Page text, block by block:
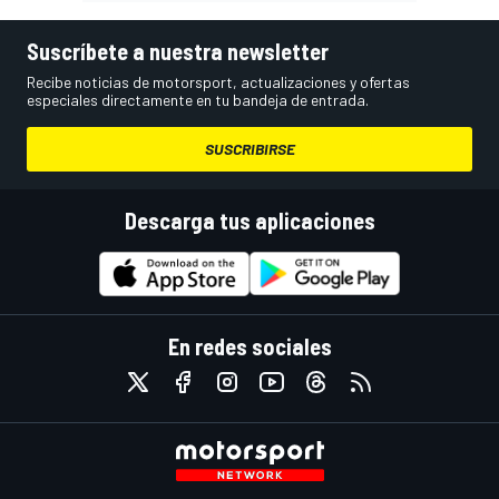
Suscríbete a nuestra newsletter
Recibe noticias de motorsport, actualizaciones y ofertas
especiales directamente en tu bandeja de entrada.
SUSCRIBIRSE
Descarga tus aplicaciones
En redes sociales